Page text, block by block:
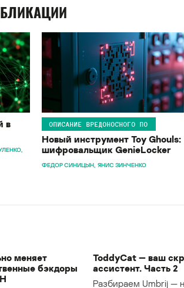
в
ОПИСАНИЕ ВРЕДОНОСНОГО ПО
Новый инструмент Toy Ghouls:
шифровальщик GenieLocker
ФЕДОР СИНИЦЫН ЯНИС ЗИНЧЕНКО
меняет
бэкдоры
ToddyCat — ваш
ассистент. Часть 2
Разбираем Umbrij —